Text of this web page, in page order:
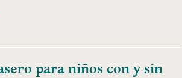
para niños con y sin